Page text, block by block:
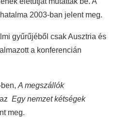
2003-ban jelent meg.
gyűrűjéből csak Ausztria és
a konferencián
A megszállók
Egy nemzet kétségek
meg.